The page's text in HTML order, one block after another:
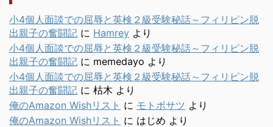
小4個人面談での屈辱と英検２級受験秘話～フィリピン脱
出親子の奮闘記 に Hamrey より
小4個人面談での屈辱と英検２級受験秘話～フィリピン脱
出親子の奮闘記 に memedayo より
小4個人面談での屈辱と英検２級受験秘話～フィリピン脱
出親子の奮闘記 に 枯木 より
俺のAmazon Wishリスト に モトボサツ より
俺のAmazon Wishリスト に はじめ より